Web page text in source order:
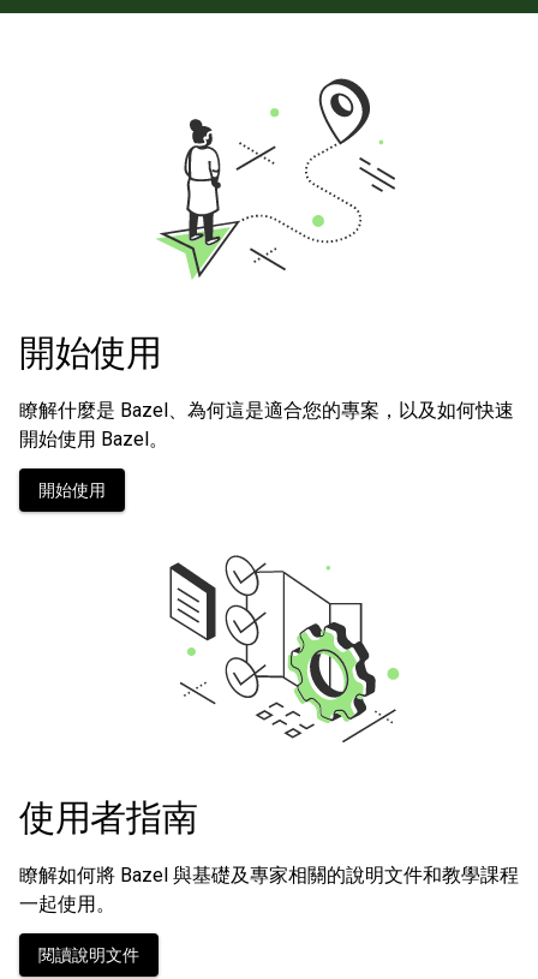
開始使用
瞭解什麼是 Bazel、為何這是適合您的專案，以及如何快速
開始使用 Bazel。
開始使用
使用者指南
瞭解如何將 Bazel 與基礎及專家相關的說明文件和教學課程
一起使用。
閱讀說明文件